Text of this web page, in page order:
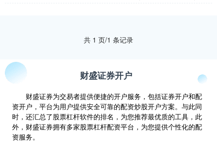
共 1 页/1 条记录
财盛证券开户
财盛证券为交易者提供便捷的开户服务，包括证券开户和配
资开户，平台为用户提供安全可靠的配资炒股开户方案。与此同
时，还汇总了股票杠杆软件的排名，为您推荐最优质的工具，此
外，财盛证券拥有多家股票杠杆配资平台，为您提供个性化的配
资服务。